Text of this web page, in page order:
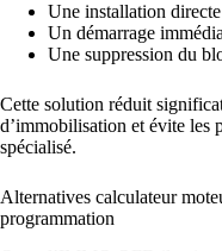
Une installation
Un démarrage
Une suppression du
Cette solution réduit
d’immobilisation et évite les
spécialisé.
Alternatives calculateur
programmation